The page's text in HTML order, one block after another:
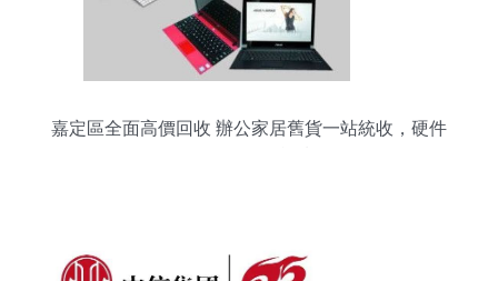
嘉定區全面高價回收 辦公家居舊貨一站統收，硬件